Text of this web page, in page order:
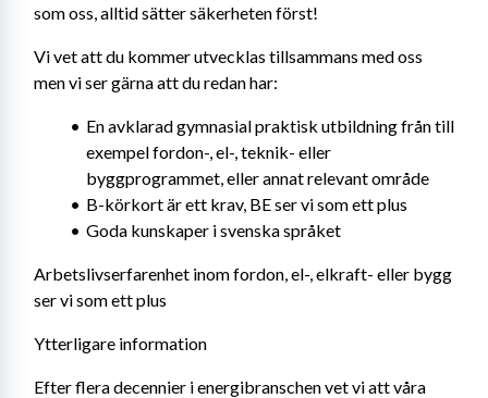
som oss, alltid sätter säkerheten först!
Vi vet att du kommer utvecklas tillsammans med oss
men vi ser gärna att du redan har:
En avklarad gymnasial praktisk utbildning från till
exempel fordon-, el-, teknik- eller
byggprogrammet, eller annat relevant område
B-körkort är ett krav, BE ser vi som ett plus
Goda kunskaper i svenska språket
Arbetslivserfarenhet inom fordon, el-, elkraft- eller bygg
ser vi som ett plus
Ytterligare information
Efter flera decennier i energibranschen vet vi att våra